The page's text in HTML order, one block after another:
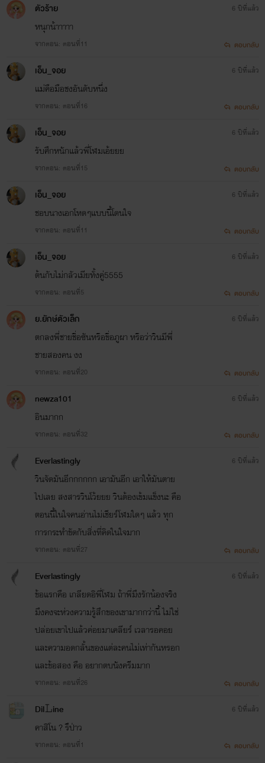
ตัวร้าย
หนุกน้าาาาา
จากตอน: ตอนที่11
6 ปีที่แล้ว
ตอบกลับ
เอ็น_จอย
แม่คือมือชงอันดับหนึ่ง
จากตอน: ตอนที่16
6 ปีที่แล้ว
ตอบกลับ
เอ็น_จอย
รับศึกหนักแล้วพี่โฬมเอ้ยยย
จากตอน: ตอนที่15
6 ปีที่แล้ว
ตอบกลับ
เอ็น_จอย
ชอบนางเอกโหดๆแบบนี้โดนใจ
จากตอน: ตอนที่11
6 ปีที่แล้ว
ตอบกลับ
เอ็น_จอย
ต้นกับไม่กลัวเมียทั้งคู่5555
จากตอน: ตอนที่5
6 ปีที่แล้ว
ตอบกลับ
ย.ยักษ์ตัวเล็ก
ตกลงพี่ชายชื่อซันหรือขื่อภูผา หรือว่าวินมีพี่
ชายสองคน งง
จากตอน: ตอนที่20
6 ปีที่แล้ว
ตอบกลับ
newza101
อินมากก
จากตอน: ตอนที่32
6 ปีที่แล้ว
ตอบกลับ
Everlastingly
วินจัดมันอีกกกกกก เอามันอีก เอาให้มันตาย
ไปเลย สงสารวินโว้ยยย วินต้องเข้มแข็งนะ คือ
ตอนนี้ในใจคนอ่านไม่เชียร์โฬมใดๆ แล้ว ทุก
การกระทำขัดกับสิ่งที่คิดในใจมาก
จากตอน: ตอนที่27
6 ปีที่แล้ว
ตอบกลับ
Everlastingly
ข้อแรกคือ เกลียดอิพี่โฬม ถ้าพี่มึงรักน้องจริง
มึงคงจะห่วงความรู้สึกของเขามากกว่านี้ ไม่ใช่
ปล่อยเขาไปแล้วค่อยมาเคลียร์ เวลารอคอย
และความอดกลั้นของแต่ละคนไม่เท่ากันหรอก
และข้อสอง คือ อยากตบนังครีมมาก
จากตอน: ตอนที่26
6 ปีที่แล้ว
ตอบกลับ
Dil𝙻ine
คาสิโน ? รึป่าว
จากตอน: ตอนที่1
6 ปีที่แล้ว
ตอบกลับ